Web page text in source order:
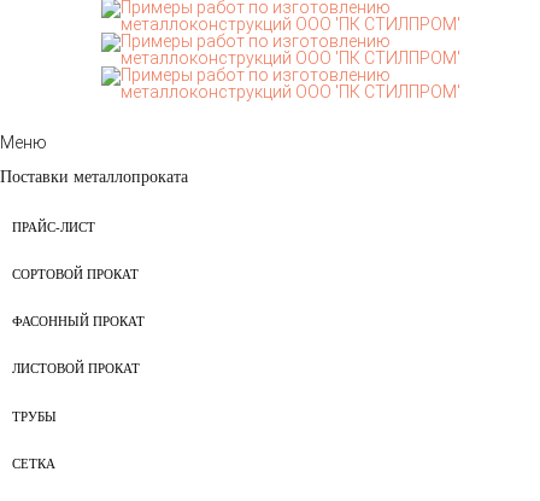
Меню
Поставки металлопроката
ПРАЙС-ЛИСТ
СОРТОВОЙ ПРОКАТ
ФАСОННЫЙ ПРОКАТ
ЛИСТОВОЙ ПРОКАТ
ТРУБЫ
СЕТКА